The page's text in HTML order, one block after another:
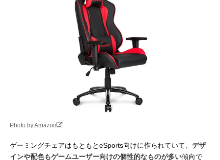
Photo by Amazon
ゲーミングチェアはもともとeSports向けに作られていて、 デザ
インや配色もゲームユーザー向けの個性的なものが多い傾向で